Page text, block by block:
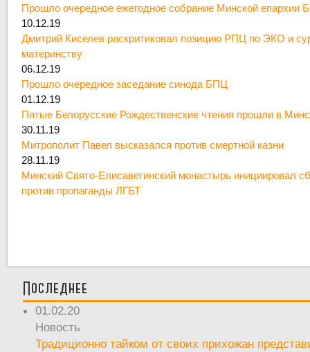
Прошло очередное ежегодное собрание Минской епархии
10.12.19
Дмитрий Киселев раскритиковал позицию РПЦ по ЭКО и
материнству
06.12.19
Прошло очередное заседание синода БПЦ
01.12.19
Пятые Белорусские Рождественские чтения прошли в
30.11.19
Митрополит Павел высказался против смертной казни
28.11.19
Минский Свято-Елисаветинский монастырь инициировал
против пропаганды ЛГБТ
Последнее
01.02.20
Новость
Традиционно тайком от своих прихожан